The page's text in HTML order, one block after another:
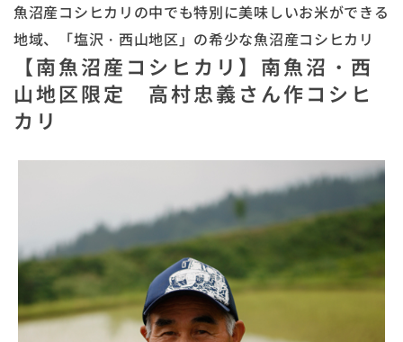
魚沼産コシヒカリの中でも特別に美味しいお米ができる
地域、「塩沢・西山地区」の希少な魚沼産コシヒカリ
【南魚沼産コシヒカリ】南魚沼・西
山地区限定 高村忠義さん作コシヒ
カリ